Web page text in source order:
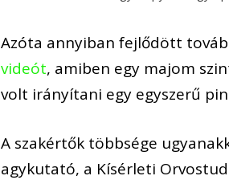
Azóta annyiban fejlődött
videót, amiben egy majom
volt irányítani egy egyszerű
A szakértők többsége
agykutató, a Kísérleti